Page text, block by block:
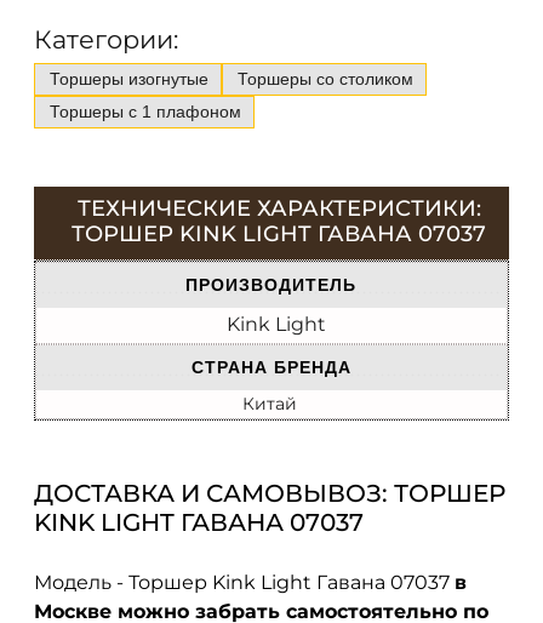
Категории:
Торшеры изогнутые
Торшеры со столиком
Торшеры с 1 плафоном
ТЕХНИЧЕСКИЕ ХАРАКТЕРИСТИКИ:
ТОРШЕР KINK LIGHT ГАВАНА 07037
ПРОИЗВОДИТЕЛЬ
Kink Light
СТРАНА БРЕНДА
Китай
ДОСТАВКА И САМОВЫВОЗ: ТОРШЕР
KINK LIGHT ГАВАНА 07037
Модель - Торшер Kink Light Гавана 07037 в
Москве можно забрать самостоятельно по